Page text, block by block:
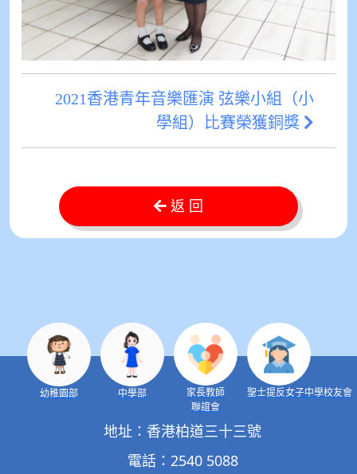
2021香港青年音樂匯演 弦樂小組（小
學組）比賽榮獲銅獎
返 回
地址：香港柏道三十三號
電話：2540 5088
幼稚園部 中學部
家長教師
聯誼會
聖士提反女子中學校友會